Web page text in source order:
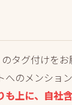
タグ付けをお
のメンション
上に、自社